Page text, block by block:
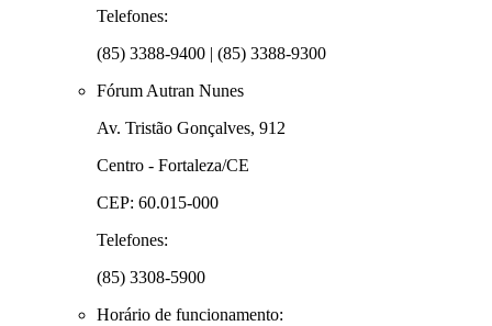
Telefones:
(85) 3388-9400 | (85) 3388-9300
Fórum Autran Nunes
Av. Tristão Gonçalves, 912
Centro - Fortaleza/CE
CEP: 60.015-000
Telefones:
(85) 3308-5900
Horário de funcionamento: